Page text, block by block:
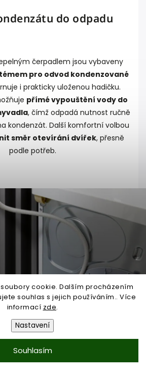
cookie. Dalším procházením
souhlas s jejich používáním.. Více
informací zde.
Nastavení
Souhlasím
do odpadu
čerpadlem jsou vybaveny
pro odvod kondenzované
i prakticky uloženou hadičku.
přímé vypouštění vody do
, čímž odpadá nutnost ručně
kondenzát. Další komfortní volbou
směr otevírání dvířek, přesně
podle potřeb.